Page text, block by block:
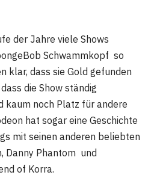
der Jahre viele Shows
Schwammkopf so
klar, dass sie Gold gefunden
die Show ständig
kaum noch Platz für andere
hat sogar eine Geschichte
mit seinen anderen beliebten
Danny Phantom und
of Korra.